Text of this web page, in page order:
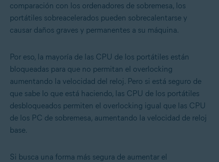
comparación con los ordenadores de sobremesa, los
portátiles sobreacelerados pueden sobrecalentarse y
causar daños graves y permanentes a su máquina.
Por eso, la mayoría de las CPU de los portátiles están
bloqueadas para que no permitan el overlocking
aumentando la velocidad del reloj. Pero si está seguro de
que sabe lo que está haciendo, las CPU de los portátiles
desbloqueados permiten el overlocking igual que las CPU
de los PC de sobremesa, aumentando la velocidad de reloj
base.
Si busca una forma más segura de aumentar el